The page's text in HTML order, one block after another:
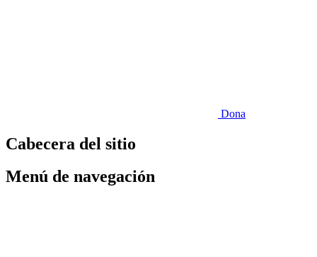
Dona
Cabecera del sitio
Menú de navegación